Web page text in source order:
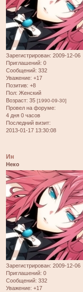
Зарегистрирован: 2009-12-06
Приглашений: 0
Сообщений: 332
Уважение: +17
Позитив: +8
Пол: Женский
Возраст: 35 [1990-09-30]
Провел на форуме:
4 дня 0 часов
Последний визит:
2013-01-17 13:30:08
Ин
Неко
Зарегистрирован: 2009-12-06
Приглашений: 0
Сообщений: 332
Уважение: +17